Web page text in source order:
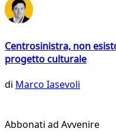
Centrosinistra, non
progetto culturale
di Marco Iasevoli
Abbonati ad Avvenire